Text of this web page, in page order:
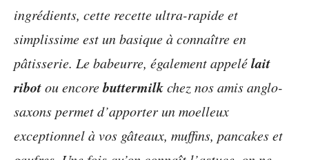
ingrédients, cette recette ultra-rapide et
simplissime est un basique à connaître en
pâtisserie. Le babeurre, également appelélait
ribotou encorebuttermilkchez nos amis anglo-
saxons permet d’apporter un moelleux
exceptionnel à vos gâteaux, muffins, pancakes et